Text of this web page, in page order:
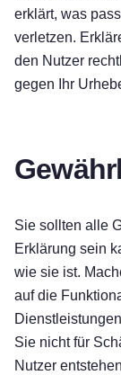
erklärt, was
verletzen.
den Nutzer
gegen Ihr
Sie sollten alle
Erklärung sein
wie sie ist.
auf die
Sie nicht für
Nutzer